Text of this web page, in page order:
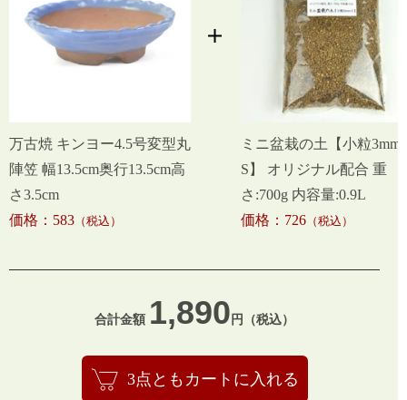
万古焼 キンヨー4.5号変型丸
陣笠 幅13.5cm奥行13.5cm高
さ3.5cm
価格：583 （税込）
ミニ盆栽の土【小粒3mm-
S】 オリジナル配合 重
さ:700g 内容量:0.9L
価格：726 （税込）
合計金額 1,890 円（税込）
3点ともカートに入れる